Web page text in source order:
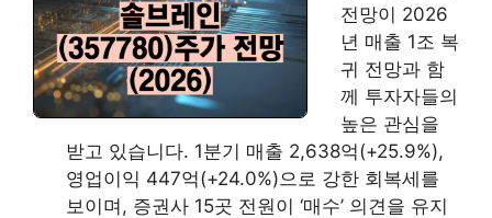
전망이 2026
년 매출 1조 복
귀 전망과 함
께 투자자들의
높은 관심을
받고 있습니다. 1분기 매출 2,638억(+25.9%),
영업이익 447억(+24.0%)으로 강한 회복세를
보이며, 증권사 15곳 전원이 ‘매수’ 의견을 유지